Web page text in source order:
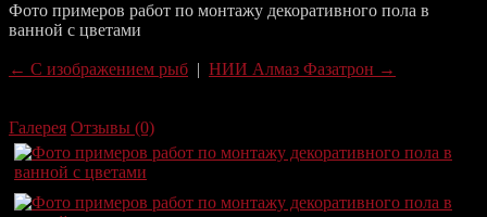
Фото примеров работ по монтажу декоративного пола в
ванной с цветами
← C изображением рыб | НИИ Алмаз Фазатрон →
Галерея Отзывы (0)